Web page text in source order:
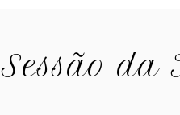
Sessão